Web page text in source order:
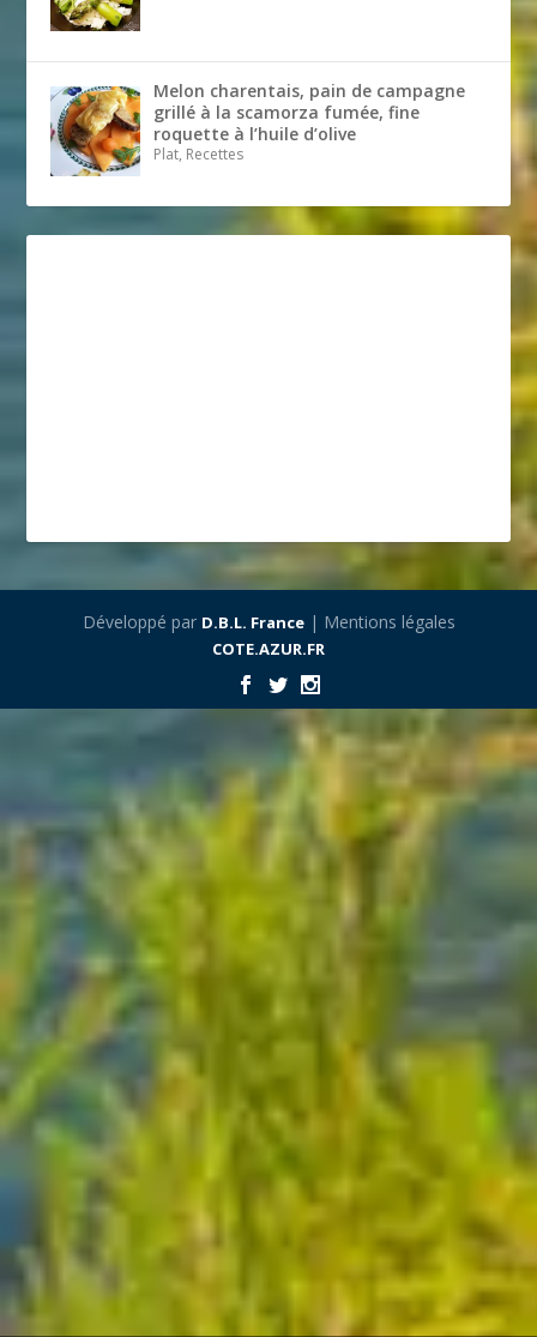
Melon charentais, pain de campagne
grillé à la scamorza fumée, fine
roquette à l’huile d’olive
Plat, Recettes
Développé par D.B.L. France| Mentions légales
COTE.AZUR.FR